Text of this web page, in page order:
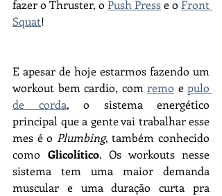
fazer o Thruster, o Push Press e o Front
Squat!
E apesar de hoje estarmos fazendo um
workout bem cardio, com remo e pulo
de corda, o sistema energético
principal que a gente vai trabalhar esse
mes é o Plumbing, também conhecido
como Glicolítico. Os workouts nesse
sistema tem uma maior demanda
muscular e uma duração curta pra